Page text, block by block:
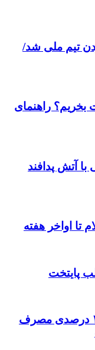
تیم ملی شد/
بخریم؟ راهنمای
با آتش پدافند
پایتخت
مدیرعامل برق تهران: کاهش ۱۰ درصدی مصرف